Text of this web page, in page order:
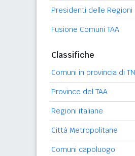
Presidenti delle Regioni
Fusione Comuni TAA
Classifiche
Comuni in provincia di TN
Province del TAA
Regioni italiane
Città Metropolitane
Comuni capoluogo